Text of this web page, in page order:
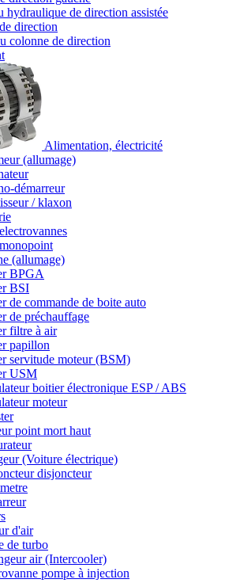
hydraulique de direction assistée
direction
colonne de direction
Alimentation, électricité
(allumage)
démarreur
/ klaxon
(allumage)
BPGA
BSI
de commande de boite auto
de préchauffage
filtre à air
papillon
servitude moteur (BSM)
USM
boitier électronique ESP / ABS
moteur
point mort haut
(Voiture électrique)
disjoncteur
d'air
de turbo
air (Intercooler)
pompe à injection